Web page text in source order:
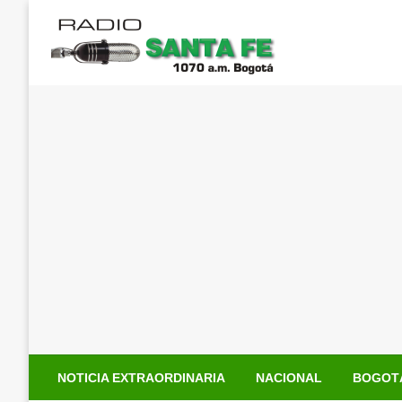
contenido
NOTICIA EXTRAORDINARIA NACIONAL